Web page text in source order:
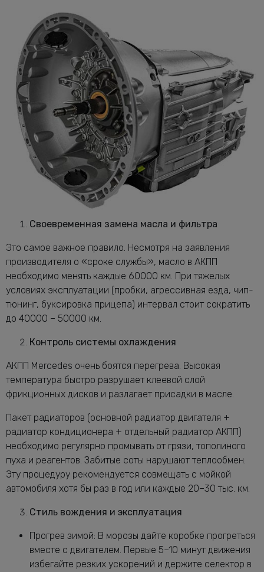
Своевременная замена масла и фильтра
Это самое важное правило. Несмотря на заявления
производителя о «сроке службы», масло в АКПП
необходимо менять каждые 60000 км. При тяжелых
условиях эксплуатации (пробки, агрессивная езда, чип-
тюнинг, буксировка прицепа) интервал стоит сократить
до 40000 – 50000 км.
Контроль системы охлаждения
АКПП Mercedes очень боятся перегрева. Высокая
температура быстро разрушает клеевой слой
фрикционных дисков и разлагает присадки в масле.
Пакет радиаторов (основной радиатор двигателя +
радиатор кондиционера + отдельный радиатор АКПП)
необходимо регулярно промывать от грязи, тополиного
пуха и реагентов. Забитые соты нарушают теплообмен.
Эту процедуру рекомендуется совмещать с мойкой
автомобиля хотя бы раз в год или каждые 20–30 тыс. км.
Стиль вождения и эксплуатация
Прогрев зимой: В морозы дайте коробке прогреться
вместе с двигателем. Первые 5–10 минут движения
избегайте резких ускорений и держите селектор в